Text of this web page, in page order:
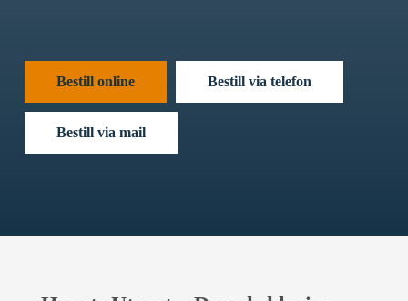
Bestill online Bestill via telefon
Bestill via mail